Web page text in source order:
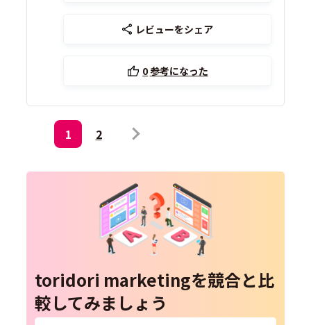
レビューをシェア
0参考になった
1 2
toridori marketingを競合と比
較してみましょう